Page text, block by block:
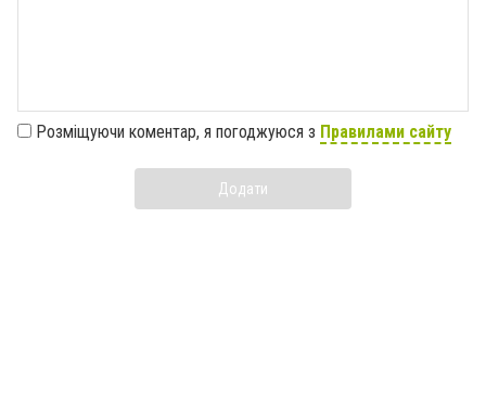
Розміщуючи коментар, я погоджуюся з Правилами сайту
Додати